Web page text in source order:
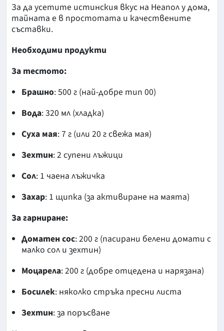
За да усетите истинския вкус на Неапол у дома,
тайната е в простотата и качествените
съставки.
Необходими продукти
За тестото:
Брашно: 500 г (най-добре тип 00)
Вода: 320 мл (хладка)
Суха мая: 7 г (или 20 г свежа мая)
Зехтин: 2 супени лъжици
Сол: 1 чаена лъжичка
Захар: 1 щипка (за активиране на маята)
За гарниране:
Доматен сос: 200 г (пасирани белени домати с
малко сол и зехтин)
Моцарела: 200 г (добре отцедена и нарязана)
Босилек: няколко стръка пресни листа
Зехтин: за поръсване